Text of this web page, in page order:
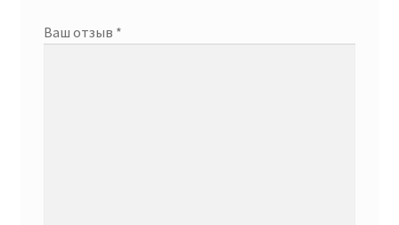
Ваш отзыв *